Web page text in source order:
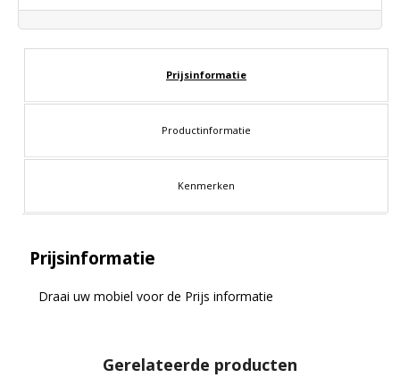
Prijsinformatie
Productinformatie
Kenmerken
Prijsinformatie
Draai uw mobiel voor de Prijs informatie
Gerelateerde producten